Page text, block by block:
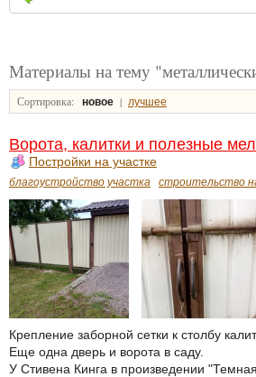
Материалы на тему
Сортировка: новое | лучшее
Ворота, калитки и полезные
Постройки на участке
благоустройство участка строительство
Крепление заборной сетки к столбу
Еще одна дверь и ворота в саду.
У Стивена Кинга в произведении